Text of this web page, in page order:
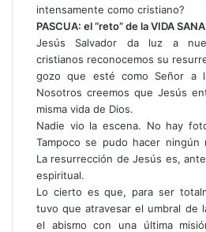
intensamente como cristiano?
PASCUA: el “reto” de la VIDA SANA
Jesús Salvador da luz a
cristianos reconocemos su
gozo que esté como Señor a
Nosotros creemos que Jesús
misma vida de Dios.
Nadie vio la escena. No hay
Tampoco se pudo hacer ningún
La resurrección de Jesús es,
espiritual.
Lo cierto es que, para ser
tuvo que atravesar el umbral de
el abismo con una última